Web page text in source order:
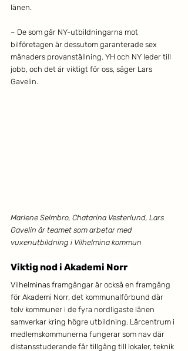
länen.
– De som går NY-utbildningarna mot
bilföretagen är dessutom garanterade sex
månaders provanställning. YH och NY leder till
jobb, och det är viktigt för oss, säger Lars
Gavelin.
Marlene Selmbro, Chatarina Vesterlund, Lars
Gavelin är teamet som arbetar med
vuxenutbildning i Vilhelmina kommun
Viktig nod i Akademi Norr
Vilhelminas framgångar är också en framgång
för Akademi Norr, det kommunalförbund där
tolv kommuner i de fyra nordligaste länen
samverkar kring högre utbildning. Lärcentrum i
medlemskommunerna fungerar som nav där
distansstuderande får tillgång till lokaler, teknik